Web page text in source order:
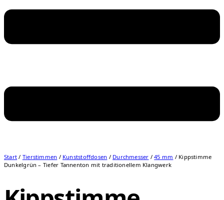
Start / Tierstimmen / Kunststoffdosen / Durchmesser /45 mm / Kippstimme
Dunkelgrün – Tiefer Tannenton mit traditionellem Klangwerk